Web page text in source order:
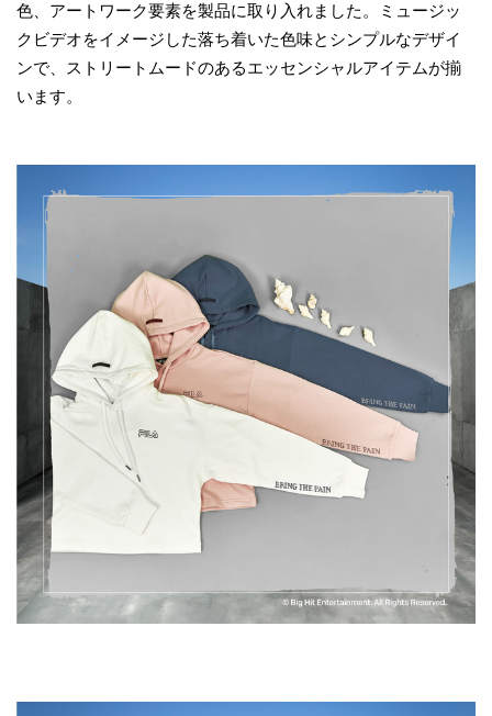
色、アートワーク要素を製品に取り入れました。ミュージッ
クビデオをイメージした落ち着いた色味とシンプルなデザイ
ンで、ストリートムードのあるエッセンシャルアイテムが揃
います。